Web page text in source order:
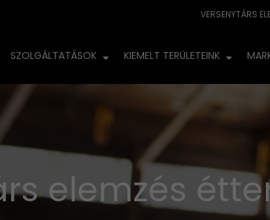
SZOLGÁLTATÁSOK KIEMELT TERÜLETEINK
elemzés